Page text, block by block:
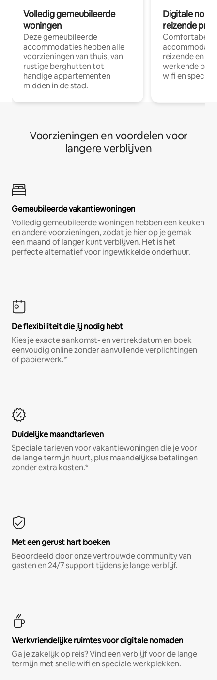
Volledig gemeubileerde
woningen
Deze gemeubileerde
accommodaties hebben alle
voorzieningen van thuis, van
rustige berghutten tot
handige appartementen
midden in de stad.
Digitale
reizende
Comfortabele
reizende en
werkende
wifi en
Voorzieningen en voordelen voor
langere verblijven
Gemeubileerde vakantiewoningen
Volledig gemeubileerde woningen hebben een keuken
en andere voorzieningen, zodat je hier op je gemak
een maand of langer kunt verblijven. Het is het
perfecte alternatief voor ingewikkelde onderhuur.
De flexibiliteit die jij nodig hebt
Kies je exacte aankomst- en vertrekdatum en boek
eenvoudig online zonder aanvullende verplichtingen
of papierwerk.*
Duidelijke maandtarieven
Speciale tarieven voor vakantiewoningen die je voor
de lange termijn huurt, plus maandelijkse betalingen
zonder extra kosten.*
Met een gerust hart boeken
Beoordeeld door onze vertrouwde community van
gasten en 24/7 support tijdens je lange verblijf.
Werkvriendelijke ruimtes voor digitale nomaden
Ga je zakelijk op reis? Vind een verblijf voor de lange
termijn met snelle wifi en speciale werkplekken.